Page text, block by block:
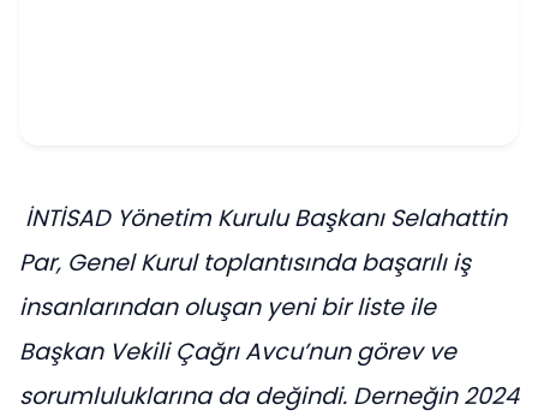
İNTİSAD Yönetim Kurulu Başkanı Selahattin
Par, Genel Kurul toplantısında başarılı iş
insanlarından oluşan yeni bir liste ile
Başkan Vekili Çağrı Avcu’nun görev ve
sorumluluklarına da değindi. Derneğin 2024